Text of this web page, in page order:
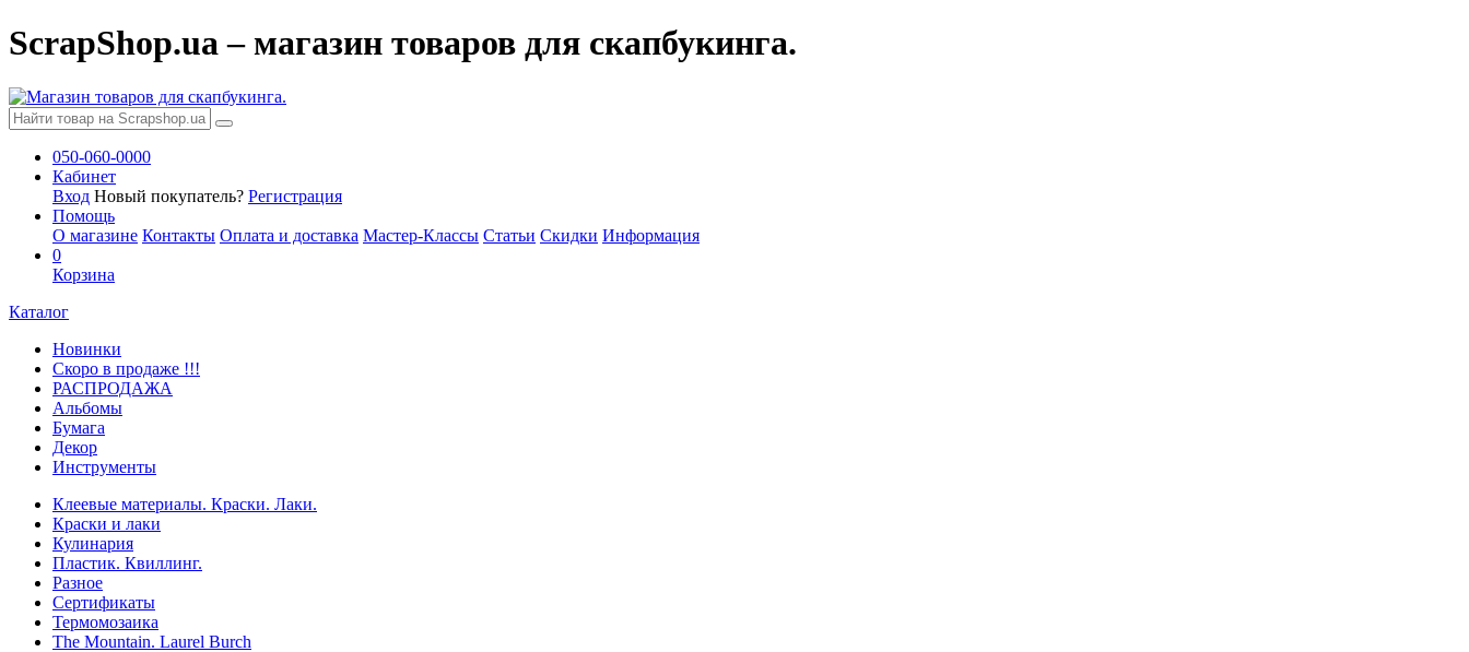
ScrapShop.ua – магазин товаров для скапбукинга.
050-060-0000
Кабинет
Вход Новый покупатель? Регистрация
Помощь
О магазине Контакты Оплата и доставка Мастер-Классы Статьи Скидки Информация
0
Корзина
Каталог
Новинки
Скоро в продаже !!!
РАСПРОДАЖА
Альбомы
Бумага
Декор
Инструменты
Клеевые материалы. Краски. Лаки.
Краски и лаки
Кулинария
Пластик. Квиллинг.
Разное
Сертификаты
Термомозаика
The Mountain. Laurel Burch